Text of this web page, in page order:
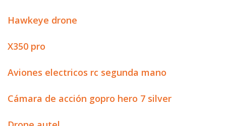
Hawkeye drone
X350 pro
Aviones electricos rc segunda mano
Cámara de acción gopro hero 7 silver